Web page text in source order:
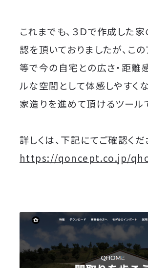
これまでも、３Ｄで作成した
認を頂いておりましたが、こ
等で今の自宅との広さ・距離
ルな空間として体感しやすく
家造りを進めて頂けるツール
詳しくは、下記にてご確認くだ
https://qoncept.co.jp/